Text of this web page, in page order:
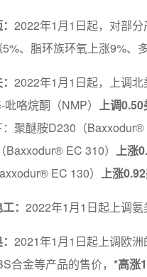
2022年1月1日起，对部
、脂环族环氧上涨9%、
2022年1月1日起，上调
吡咯烷酮（NMP） 上调0.50
聚醚胺D230（Baxxodur®
Baxxodur® EC 310） 上涨
EC 130） 上涨
： 2022年1月1日起上调
2021年1月1日起上调欧
合金等产品的售价， *高涨